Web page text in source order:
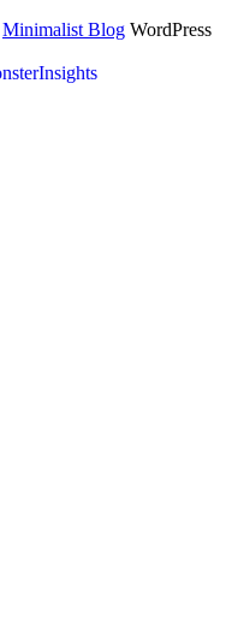
Minimalist Blog WordPress